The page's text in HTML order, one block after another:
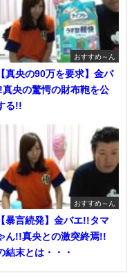
おすすめ～ん
真央の90万を要求】金バ
真央の驚愕の財布鞄を公
る!!
おすすめ～ん
暴言続発】金バエ!!タマ
ん!!真央との激突終焉!!
結末とは・・・